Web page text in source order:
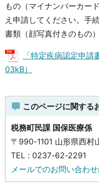
もの（マイナンバーカー
え申請してください。手
書類（顔写真付きのもの
「特定疾病認定申
03kB）
このページに関する
税務町民課 国保医療係
〒990-1101 山形県西村
TEL : 0237-62-2291
メールでのお問い合わ